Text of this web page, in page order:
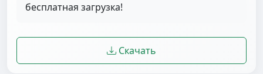
бесплатная загрузка!
Скачать